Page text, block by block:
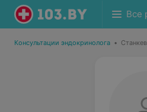
Все
Консультации эндокринолога •